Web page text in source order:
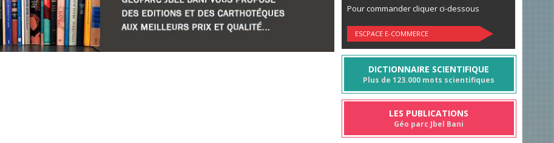
Pour commander cliquer ci-dessous
ESCPACE E-COMMERCE
DICTIONNAIRE SCIENTIFIQUE
Plus de 123.000 mots scientifiques
LES PUBLICATIONS
Géo parc Jbel Bani